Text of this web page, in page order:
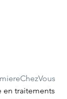
en traitements